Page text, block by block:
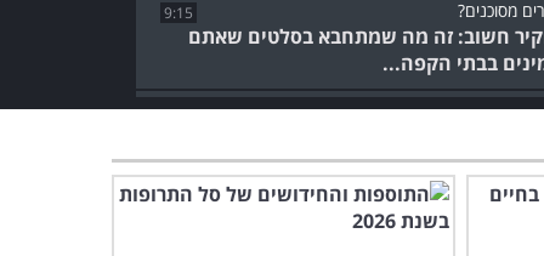
9:15
חשוב: זה מה שמתחבא בסלטים שאתם
בבתי הקפה...
4:15
פטריק